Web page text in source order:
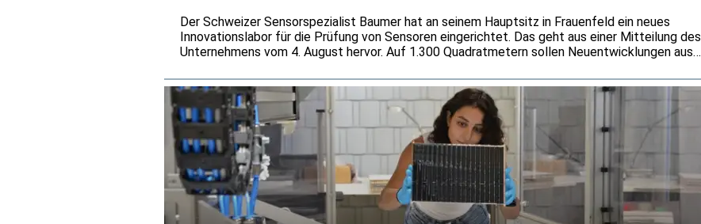
Der Schweizer Sensorspezialist Baumer hat an seinem Hauptsitz in Frauenfeld ein neues
Innovationslabor für die Prüfung von Sensoren eingerichtet. Das geht aus einer Mitteilung des
Unternehmens vom 4. August hervor. Auf 1.300 Quadratmetern sollen Neuentwicklungen aus
Belastungen simulieren, die über gängige Normanforderungen hinausgehen.